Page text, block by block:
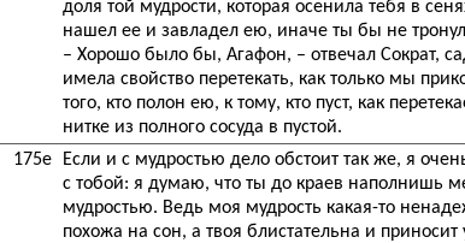
175e
доля той мудрости, которая осенила тебя в
нашел ее и завладел ею, иначе ты бы не
– Хорошо было бы, Агафон, – отвечал Сократ,
имела свойство перетекать, как только мы
того, кто полон ею, к тому, кто пуст, как
нитке из полного сосуда в пустой.
Если и с мудростью дело обстоит так же, я
с тобой: я думаю, что ты до краев наполнишь
мудростью. Ведь моя мудрость какая-то
похожа на сон, а твоя блистательна и приносит